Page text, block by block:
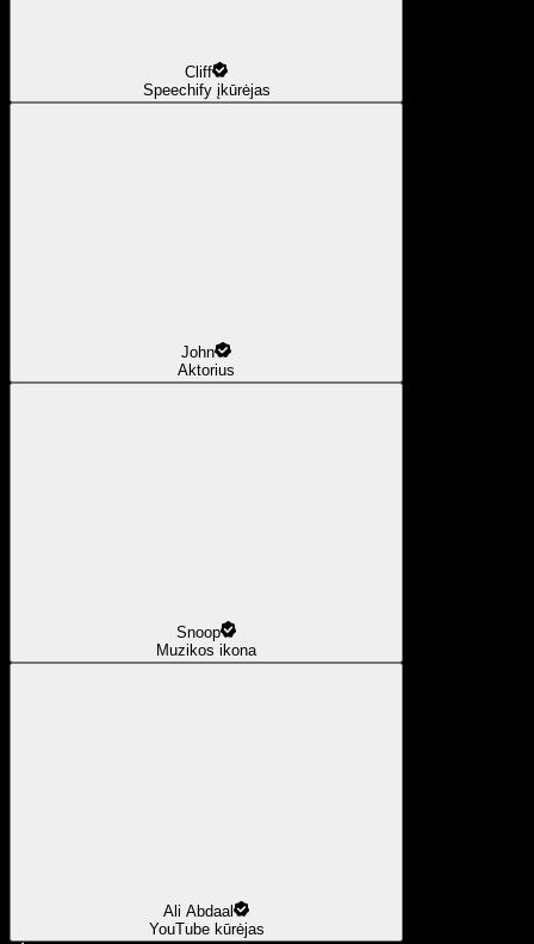
Cliff
Speechify įkūrėjas
John
Aktorius
Snoop
Muzikos ikona
Ali Abdaal
YouTube kūrėjas